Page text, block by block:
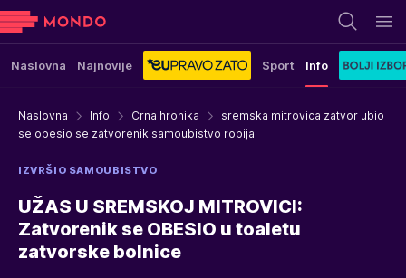
Naslovna Najnovije Sport Info
Naslovna Info Crna hronika
sremska mitrovica zatvor ubio
se obesio se zatvorenik samoubistvo robija
IZVRŠIO SAMOUBISTVO
UŽAS U SREMSKOJ MITROVICI:
Zatvorenik se OBESIO u toaletu
zatvorske bolnice